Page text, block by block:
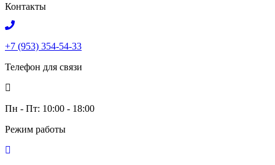
Контакты
+7 (953) 354-54-33
Телефон для связи
Пн - Пт: 10:00 - 18:00
Режим работы